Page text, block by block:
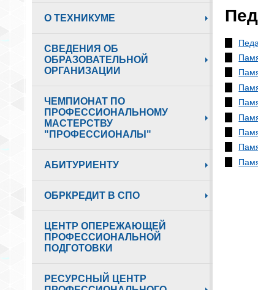
О ТЕХНИКУМЕ
СВЕДЕНИЯ ОБ
ОБРАЗОВАТЕЛЬНОЙ
ОРГАНИЗАЦИИ
ЧЕМПИОНАТ ПО
ПРОФЕССИОНАЛЬНОМУ
МАСТЕРСТВУ
"ПРОФЕССИОНАЛЫ"
АБИТУРИЕНТУ
ОБРКРЕДИТ В СПО
ЦЕНТР ОПЕРЕЖАЮЩЕЙ
ПРОФЕССИОНАЛЬНОЙ
ПОДГОТОВКИ
РЕСУРСНЫЙ ЦЕНТР